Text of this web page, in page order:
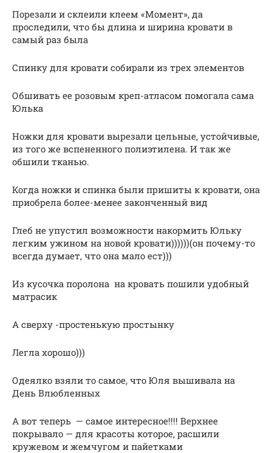
Порезали и склеили клеем «Момент», да
проследили, что бы длина и ширина кровати в
самый раз была
Спинку для кровати собирали из трех элементов
Обшивать ее розовым креп-атласом помогала сама
Юлька
Ножки для кровати вырезали цельные, устойчивые,
из того же вспененного полиэтилена. И так же
обшили тканью.
Когда ножки и спинка были пришиты к кровати, она
приобрела более-менее законченный вид
Глеб не упустил возможности накормить Юльку
легким ужином на новой кровати))))))(он почему-то
всегда думает, что она мало ест)))
Из кусочка поролона на кровать пошили удобный
матрасик
А сверху -простенькую простынку
Легла хорошо)))
Одеялко взяли то самое, что Юля вышивала на
День Влюбленных
А вот теперь — самое интересное!!!! Верхнее
покрывало — для красоты которое, расшили
кружевом и жемчугом и пайетками